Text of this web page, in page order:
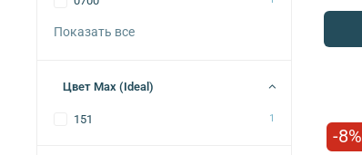
-8%
Показать все
Цвет Max (Ideal)
151 1